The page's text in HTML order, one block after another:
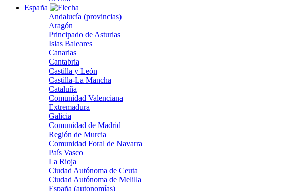
España
Andalucía (provincias)
Aragón
Principado de Asturias
Islas Baleares
Canarias
Cantabria
Castilla y León
Castilla-La Mancha
Cataluña
Comunidad Valenciana
Extremadura
Galicia
Comunidad de Madrid
Región de Murcia
Comunidad Foral de Navarra
País Vasco
La Rioja
Ciudad Autónoma de Ceuta
Ciudad Autónoma de Melilla
España (autonomías)